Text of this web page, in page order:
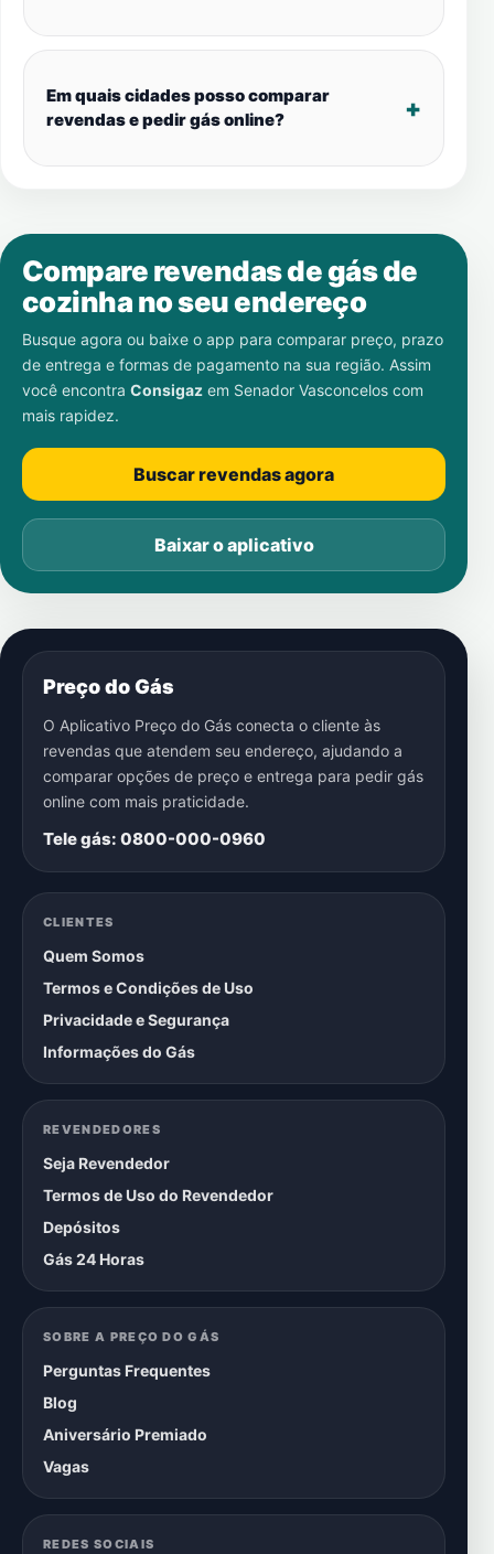
Em quais cidades posso comparar
revendas e pedir gás online?
Compare revendas de gás de
cozinha no seu endereço
Busque agora ou baixe o app para comparar preço, prazo
de entrega e formas de pagamento na sua região. Assim
você encontra Consigaz em Senador Vasconcelos com
mais rapidez.
Buscar revendas agora
Baixar o aplicativo
Preço do Gás
O Aplicativo Preço do Gás conecta o cliente às
revendas que atendem seu endereço, ajudando a
comparar opções de preço e entrega para pedir gás
online com mais praticidade.
Tele gás: 0800-000-0960
CLIENTES
Quem Somos
Termos e Condições de Uso
Privacidade e Segurança
Informações do Gás
REVENDEDORES
Seja Revendedor
Termos de Uso do Revendedor
Depósitos
Gás 24 Horas
SOBRE A PREÇO DO GÁS
Perguntas Frequentes
Blog
Aniversário Premiado
Vagas
REDES SOCIAIS